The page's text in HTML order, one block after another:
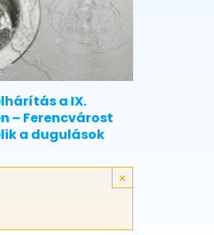
a IX.
– Ferencvárost
a dugulások
×